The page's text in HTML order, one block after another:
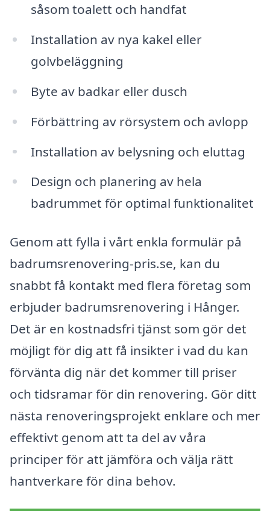
såsom toalett och handfat
Installation av nya kakel eller
golvbeläggning
Byte av badkar eller dusch
Förbättring av rörsystem och avlopp
Installation av belysning och eluttag
Design och planering av hela
badrummet för optimal funktionalitet
Genom att fylla i vårt enkla formulär på
badrumsrenovering-pris.se, kan du
snabbt få kontakt med flera företag som
erbjuder badrumsrenovering i Hånger.
Det är en kostnadsfri tjänst som gör det
möjligt för dig att få insikter i vad du kan
förvänta dig när det kommer till priser
och tidsramar för din renovering. Gör ditt
nästa renoveringsprojekt enklare och mer
effektivt genom att ta del av våra
principer för att jämföra och välja rätt
hantverkare för dina behov.